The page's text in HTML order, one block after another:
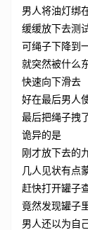
男人将油灯绑
缓缓放下去测
可绳子下降到
就突然被什么
快速向下滑去
好在最后男人
最后把绳子拽
诡异的是
刚才放下去的
几人见状有点
赶快打开罐子
竟然发现罐子
男人还以为自